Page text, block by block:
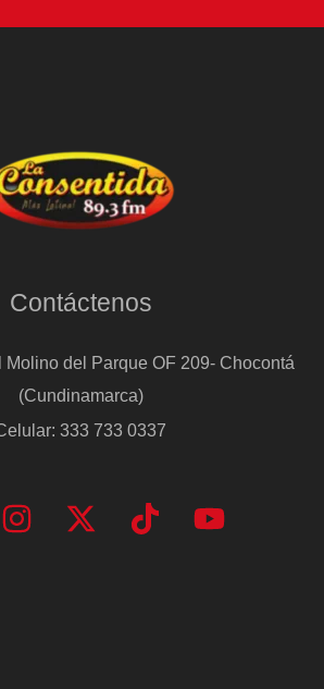
Contáctenos
Molino del Parque OF 209- Chocontá
(Cundinamarca)
333 733 0337